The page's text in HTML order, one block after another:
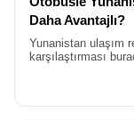
Daha Avantajlı?
Yunanistan ulaşım
karşılaştırması